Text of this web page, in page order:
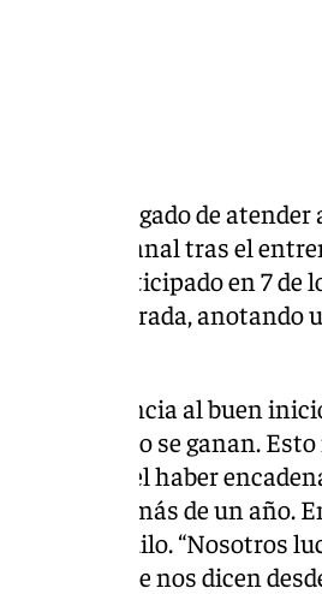
sido el encargado de
intersemanal tras el
ha participado en 7 de
va de temporada,
referencia al buen
cuando se ganan.
aludiendo el haber
desde hace más de un
tranquilo. “Nosotros
lo que nos dicen